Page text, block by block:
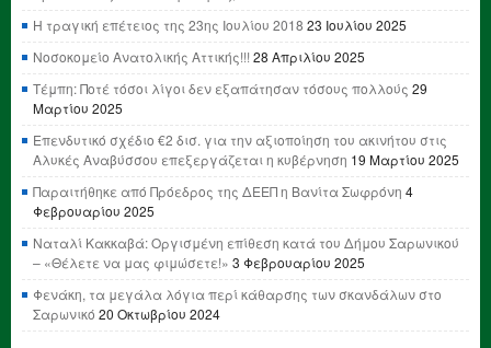
Η τραγική επέτειος της 23ης Ιουλίου 2018 23 Ιουλίου 2025
Νοσοκομείο Ανατολικής Αττικής!!! 28 Απριλίου 2025
Τέμπη: Ποτέ τόσοι λίγοι δεν εξαπάτησαν τόσους πολλούς 29
Μαρτίου 2025
Επενδυτικό σχέδιο €2 δισ. για την αξιοποίηση του ακινήτου στις
Αλυκές Αναβύσσου επεξεργάζεται η κυβέρνηση 19 Μαρτίου 2025
Παραιτήθηκε από Πρόεδρος της ΔΕΕΠ η Βανίτα Σωφρόνη 4
Φεβρουαρίου 2025
Ναταλί Κακκαβά: Οργισμένη επίθεση κατά του Δήμου Σαρωνικού
– «Θέλετε να μας φιμώσετε!» 3 Φεβρουαρίου 2025
Φενάκη, τα μεγάλα λόγια περί κάθαρσης των σκανδάλων στο
Σαρωνικό 20 Οκτωβρίου 2024